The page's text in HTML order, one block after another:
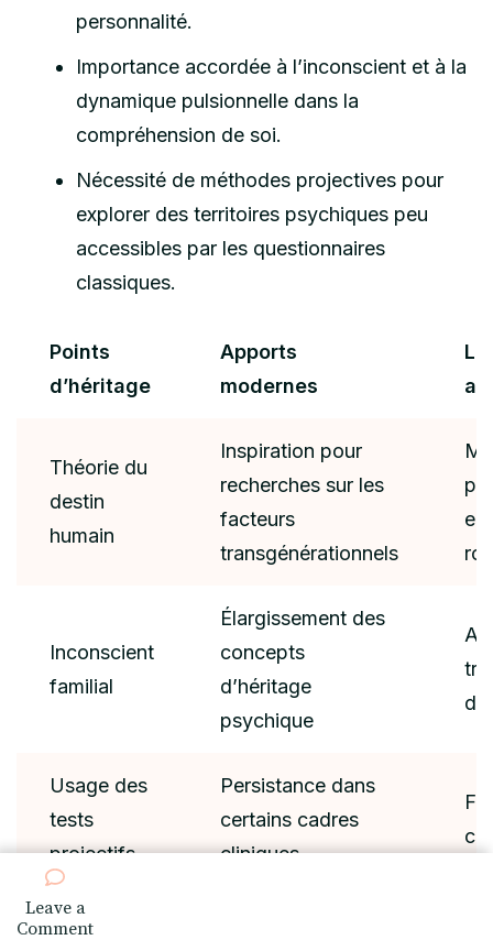
Leave a
Commenton
personnalité.
Importance accordée à l’inconscient et à la
dynamique pulsionnelle dans la
compréhension de soi.
Nécessité de méthodes projectives pour
explorer des territoires psychiques peu
accessibles par les questionnaires
classiques.
Points
d’héritage
Apports
modernes
Théorie du
destin
humain
Inspiration pour
recherches sur les
facteurs
transgénérationnels
Inconscient
familial
Élargissement des
concepts
d’héritage
psychique
Usage des
tests
projectifs
Persistance dans
certains cadres
cliniques